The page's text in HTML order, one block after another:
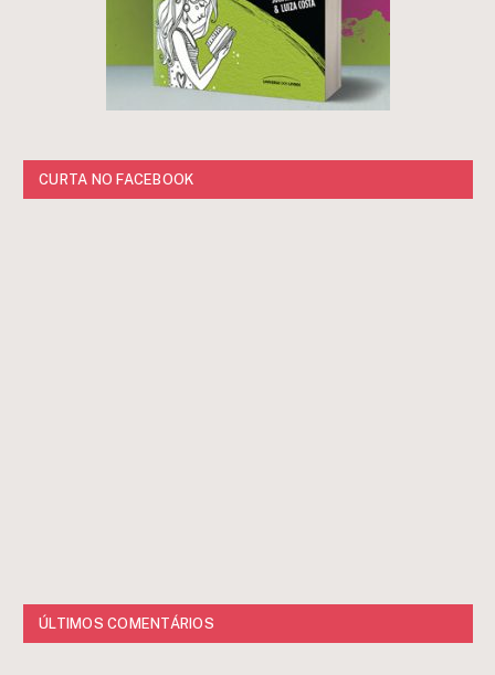
CURTA NO FACEBOOK
ÚLTIMOS COMENTÁRIOS